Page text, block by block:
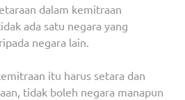
dalam kemitraan
ada satu negara yang
negara lain.
itu harus setara dan
tidak boleh negara manapun